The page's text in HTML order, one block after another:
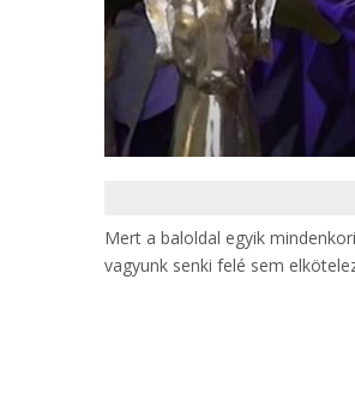
Mert a baloldal egyik
vagyunk senki felé sem